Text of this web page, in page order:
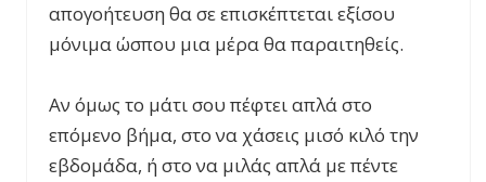
απογοήτευση θα σε επισκέπτεται εξίσου
μόνιμα ώσπου μια μέρα θα παραιτηθείς.
Αν όμως το μάτι σου πέφτει απλά στο
επόμενο βήμα, στο να χάσεις μισό κιλό την
εβδομάδα, ή στο να μιλάς απλά με πέντε